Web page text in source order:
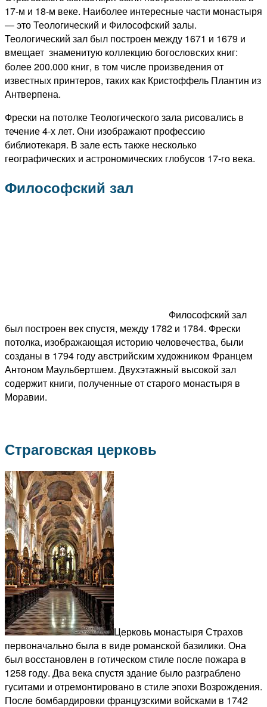
17-м и 18-м веке. Наиболее интересные части монастыря
— это Теологический и Философский залы.
Теологический зал был построен между 1671 и 1679 и
вмещает знаменитую коллекцию богословских книг:
более 200.000 книг, в том числе произведения от
известных принтеров, таких как Кристоффель Плантин из
Антверпена.
Фрески на потолке Теологического зала рисовались в
течение 4-х лет. Они изображают профессию
библиотекаря. В зале есть также несколько
географических и астрономических глобусов 17-го века.
Философский зал
Философский зал
был построен век спустя, между 1782 и 1784. Фрески
потолка, изображающая историю человечества, были
созданы в 1794 году австрийским художником Францем
Антоном Маульбертшем. Двухэтажный высокой зал
содержит книги, полученные от старого монастыря в
Моравии.
Страговская церковь
Церковь монастыря Страхов
первоначально была в виде романской базилики. Она
был восстановлен в готическом стиле после пожара в
1258 году. Два века спустя здание было разграблено
гуситами и отремонтировано в стиле эпохи Возрождения.
После бомбардировки французскими войсками в 1742